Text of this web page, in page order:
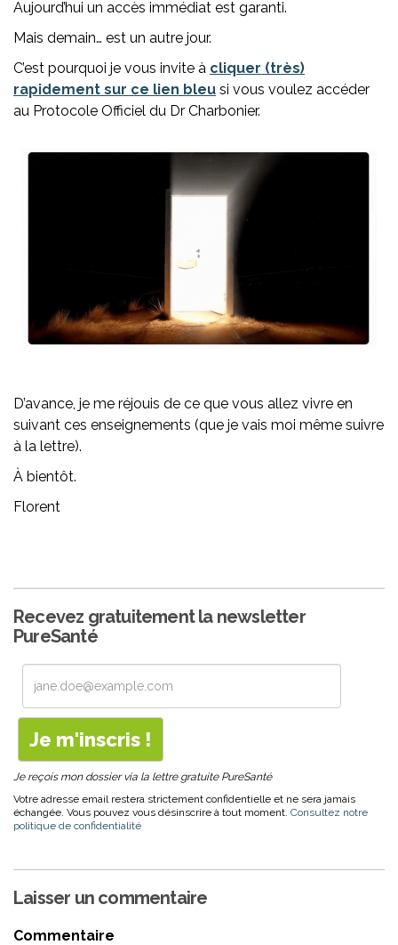
Aujourd’hui un accès immédiat est garanti.
Mais demain… est un autre jour.
C’est pourquoi je vous invite à cliquer (très)
rapidement sur ce lien bleu si vous voulez accéder
au Protocole Officiel du Dr Charbonier.
D’avance, je me réjouis de ce que vous allez vivre en
suivant ces enseignements (que je vais moi même suivre
à la lettre).
À bientôt.
Florent
Recevez gratuitement la newsletter
PureSanté
Je reçois mon dossier via la lettre gratuite PureSanté
Votre adresse email restera strictement confidentielle et ne sera jamais
échangée. Vous pouvez vous désinscrire à tout moment. Consultez notre
politique de confidentialité
Laisser un commentaire
Commentaire